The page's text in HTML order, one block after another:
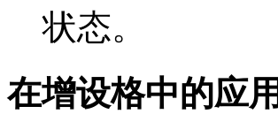
状态。
在增设格中的应用